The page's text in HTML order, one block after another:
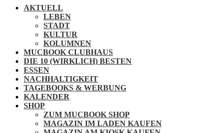
AKTUELL
LEBEN
STADT
KULTUR
KOLUMNEN
MUCBOOK CLUBHAUS
DIE 10 (WIRKLICH) BESTEN
ESSEN
NACHHALTIGKEIT
TAGEBOOKS & WERBUNG
KALENDER
SHOP
ZUM MUCBOOK SHOP
MAGAZIN IM LADEN KAUFEN